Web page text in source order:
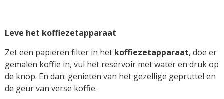
Leve het koffiezetapparaat
Zet een papieren filter in het koffiezetapparaat, doe er
gemalen koffie in, vul het reservoir met water en druk op
de knop. En dan: genieten van het gezellige gepruttel en
de geur van verse koffie.